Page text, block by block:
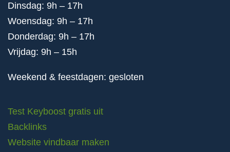
Dinsdag: 9h – 17h
Woensdag: 9h – 17h
Donderdag: 9h – 17h
Vrijdag: 9h – 15h
Weekend & feestdagen: gesloten
Test Keyboost gratis uit
Backlinks
Website vindbaar maken